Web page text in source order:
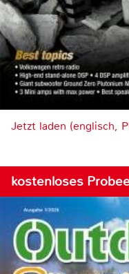
Jetzt laden (englisch,
kostenloses